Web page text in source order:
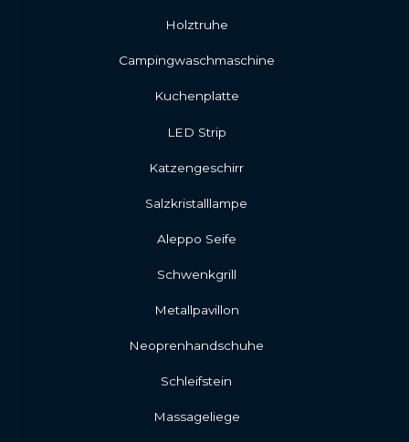
Holztruhe
Campingwaschmaschine
Kuchenplatte
LED Strip
Katzengeschirr
Salzkristalllampe
Aleppo Seife
Schwenkgrill
Metallpavillon
Neoprenhandschuhe
Schleifstein
Massageliege